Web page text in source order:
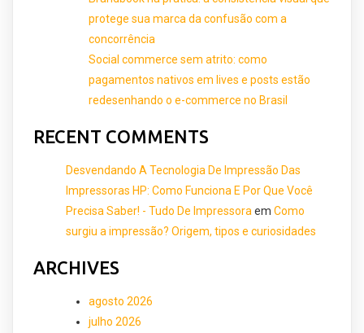
protege sua marca da confusão com a
concorrência
Social commerce sem atrito: como
pagamentos nativos em lives e posts estão
redesenhando o e-commerce no Brasil
RECENT COMMENTS
Desvendando A Tecnologia De Impressão Das
Impressoras HP: Como Funciona E Por Que Você
Precisa Saber! - Tudo De Impressora em Como
surgiu a impressão? Origem, tipos e curiosidades
ARCHIVES
agosto 2026
julho 2026